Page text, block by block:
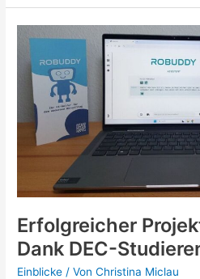
DEC-
Kolloquium
Wintersemester
2025/2026
Erfolgreicher
Dank DEC-
Einblicke / VonChristina Miclau